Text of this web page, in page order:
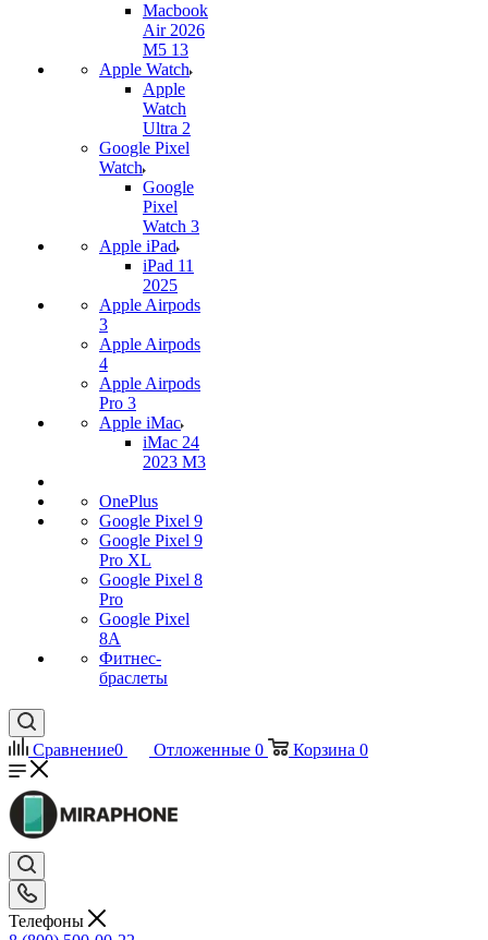
Macbook
Air 2026
M5 13
Apple Watch
Apple
Watch
Ultra 2
Google Pixel
Watch
Google
Pixel
Watch 3
Apple iPad
iPad 11
2025
Apple Airpods
3
Apple Airpods
4
Apple Airpods
Pro 3
Apple iMac
iMac 24
2023 M3
OnePlus
Google Pixel 9
Google Pixel 9
Pro XL
Google Pixel 8
Pro
Google Pixel
8A
Фитнес-
браслеты
Сравнение0 Отложенные 0 Корзина 0
Телефоны